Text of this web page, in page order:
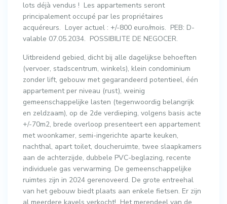
lots déjà vendus ! Les appartements seront
principalement occupé par les propriétaires
acquéreurs. Loyer actuel : +/-800 euro/mois. PEB: D-
valable 07.05.2034. POSSIBILITE DE NEGOCER.
Uitbreidend gebied, dicht bij alle dagelijkse behoeften
(vervoer, stadscentrum, winkels), klein condominium
zonder lift, gebouw met gegarandeerd potentieel, één
appartement per niveau (rust), weinig
gemeenschappelijke lasten (tegenwoordig belangrijk
en zeldzaam), op de 2de verdieping, volgens basis acte
+/-70m2, brede overloop presenteert een appartement
met woonkamer, semi-ingerichte aparte keuken,
nachthal, apart toilet, doucheruimte, twee slaapkamers
aan de achterzijde, dubbele PVC-beglazing, recente
individuele gas verwarming. De gemeenschappelijke
ruimtes zijn in 2024 gerenoveerd. De grote entreehal
van het gebouw biedt plaats aan enkele fietsen. Er zijn